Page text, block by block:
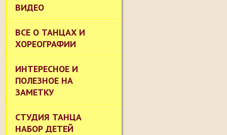
ВИДЕО
ВСЕ О ТАНЦАХ И
ХОРЕОГРАФИИ
ИНТЕРЕСНОЕ И
ПОЛЕЗНОЕ НА
ЗАМЕТКУ
СТУДИЯ ТАНЦА
НАБОР ДЕТЕЙ